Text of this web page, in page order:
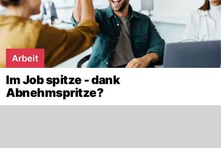
Arbeit
Im Job spitze - dank
Abnehmspritze?